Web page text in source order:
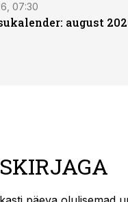
07:30
august